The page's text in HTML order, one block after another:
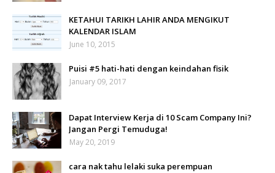
KETAHUI TARIKH LAHIR ANDA MENGIKUT
KALENDAR ISLAM
June 10, 2015
Puisi #5 hati-hati dengan keindahan fisik
January 09, 2017
Dapat Interview Kerja di 10 Scam Company Ini?
Jangan Pergi Temuduga!
May 20, 2019
cara nak tahu lelaki suka perempuan